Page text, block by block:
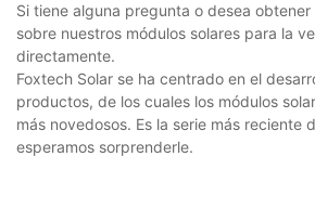
Si tiene alguna pregunta o desea obtener
sobre nuestros módulos solares para la
directamente.
Foxtech Solar se ha centrado en el
productos, de los cuales los módulos
más novedosos. Es la serie más reciente
esperamos sorprenderle.